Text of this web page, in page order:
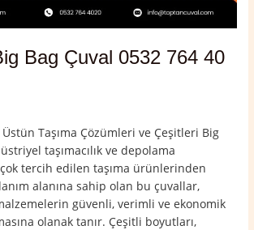
Bag Çuval 0532 764 40
Taşıma Çözümleri ve Çeşitleri Big
taşımacılık ve depolama
tercih edilen taşıma ürünlerinden
alanına sahip olan bu çuvallar,
güvenli, verimli ve ekonomik
olanak tanır. Çeşitli boyutları,